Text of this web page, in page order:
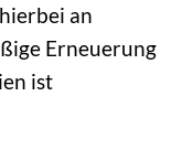
an
Erneuerung
ist